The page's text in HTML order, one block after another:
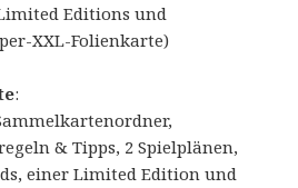
Editions und
XXL-Folienkarte)
:
& Tipps, 2 Spielplänen,
einer Limited Edition und